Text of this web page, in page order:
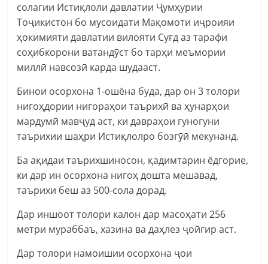
солагии Истиқлоли давлатии Ҷумҳурии
Тоҷикистон бо мусоидати Мақомоти иҷроияи
ҳокимияти давлатии вилояти Суғд аз тарафи
соҳибкорони ватандӯст бо тарҳи меъмории
миллӣ навсозӣ карда шудааст.
Бинои осорхона 1-ошёна буда, дар он 3 толори
нигоҳдории нигораҳои таърихӣ ва ҳунарҳои
мардумӣ мавҷуд аст, ки давраҳои гуногуни
таърихии шаҳри Истиқлолро бозгӯӣ мекунанд.
Ба ақидаи таърихшиносон, қадимтарин ёдгорие,
ки дар ин осорхона нигоҳ дошта мешавад,
таърихи беш аз 500-сола дорад.
Дар иншоот толори калон дар масоҳати 256
метри мураббаъ, хазина ва даҳлез ҷойгир аст.
Дар толори намоишии осорхона ҷои